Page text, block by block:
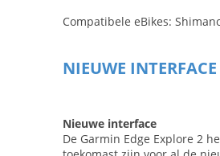
Compatibele eBikes:
NIEUWE
Nieuwe interface
De Garmin Edge Explore 2